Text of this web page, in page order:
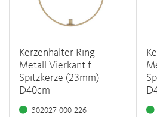
Kerzenhalter Ring
Metall Vierkant f
Spitzkerze (23mm)
D40cm
302027-000-226